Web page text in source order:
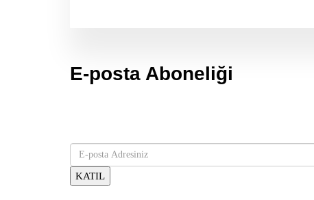
E-posta Aboneliği
KATIL